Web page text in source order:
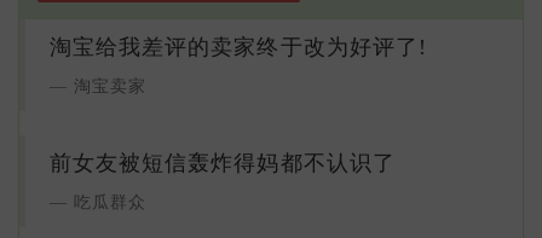
淘宝给我差评的卖家终于改为好评了!
淘宝卖家
前女友被短信轰炸得妈都不认识了
吃瓜群众